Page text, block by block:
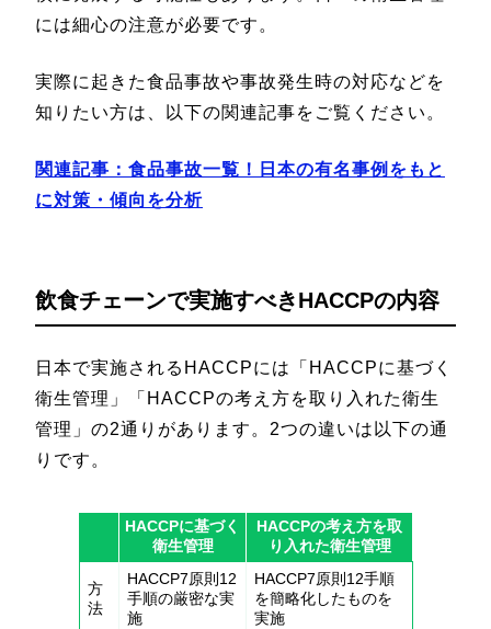
には細心の注意が必要です。
実際に起きた食品事故や事故発生時の対応などを
知りたい方は、以下の関連記事をご覧ください。
関連記事：食品事故一覧！日本の有名事例をもと
に対策・傾向を分析
飲食チェーンで実施すべきHACCPの内容
日本で実施されるHACCPには「HACCPに基づく
衛生管理」「HACCPの考え方を取り入れた衛生
管理」の2通りがあります。2つの違いは以下の通
りです。
HACCPに基づく
衛生管理
HACCPの考え方を取
り入れた衛生管理
方
法
HACCP7原則12
手順の厳密な実
施
HACCP7原則12手順
を簡略化したものを
実施